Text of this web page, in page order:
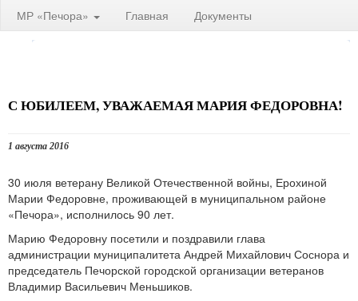
МР «Печора» Главная Документы
С ЮБИЛЕЕМ, УВАЖАЕМАЯ МАРИЯ ФЕДОРОВНА!
1 августа 2016
30 июля ветерану Великой Отечественной войны, Ерохиной
Марии Федоровне, проживающей в муниципальном районе
«Печора», исполнилось 90 лет.
Марию Федоровну посетили и поздравили глава
администрации муниципалитета Андрей Михайлович Соснора и
председатель Печорской городской организации ветеранов
Владимир Васильевич Меньшиков.